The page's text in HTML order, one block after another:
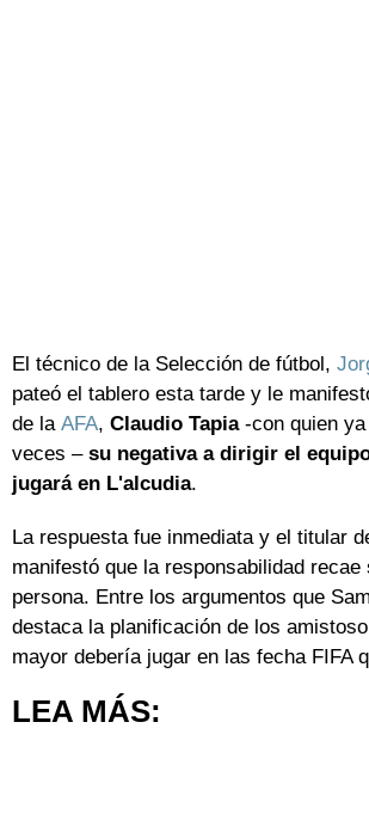
El técnico de la Selección de fútbol,
pateó el tablero esta tarde y le
de la AFA, Claudio Tapia-con quien
veces – su negativa a dirigir el
jugará en L'alcudia.
La respuesta fue inmediata y el titular
manifestó que la responsabilidad recae
persona. Entre los argumentos que
destaca la planificación de los
mayor debería jugar en las fecha FIFA
LEA MÁS: